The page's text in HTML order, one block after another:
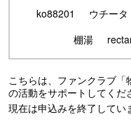
ko88201
ウチータ
棚湯
こちらは、ファンクラブ
の活動をサポートしてくだ
現在は申込みを終了してい